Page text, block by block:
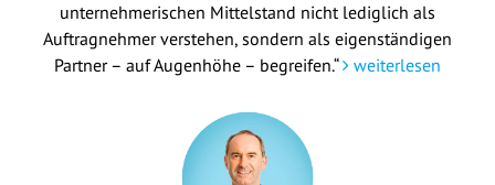
unternehmerischen Mittelstand nicht lediglich als
Auftragnehmer verstehen, sondern als eigenständigen
Partner – auf Augenhöhe – begreifen.“
weiterlesen